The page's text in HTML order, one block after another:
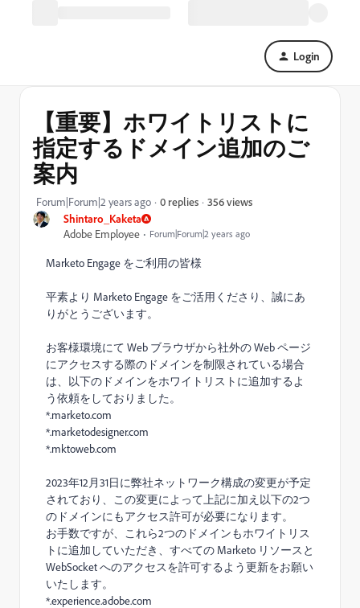
Login
Shintaro_Kaketa
Adobe Employee
Forum|Forum|2 years ago
【重要】ホワイトリストに
指定するドメイン追加のご
案内
Forum|Forum|2 years ago 0 replies 356 views
Marketo Engage をご利用の皆様
平素より Marketo Engage をご活用くださり、誠にあ
りがとうございます。
お客様環境にて Web ブラウザから社外の Web ページ
にアクセスする際のドメインを制限されている場合
は、以下のドメインをホワイトリストに追加するよ
う依頼をしておりました。
*.marketo.com
*.marketodesigner.com
*.mktoweb.com
2023年12月31日に弊社ネットワーク構成の変更が予定
されており、この変更によって上記に加え以下の2つ
のドメインにもアクセス許可が必要になります。
お手数ですが、これら2つのドメインもホワイトリス
トに追加していただき、すべての Marketo リソースと
WebSocket へのアクセスを許可するよう更新をお願い
いたします。
*.experience.adobe.com